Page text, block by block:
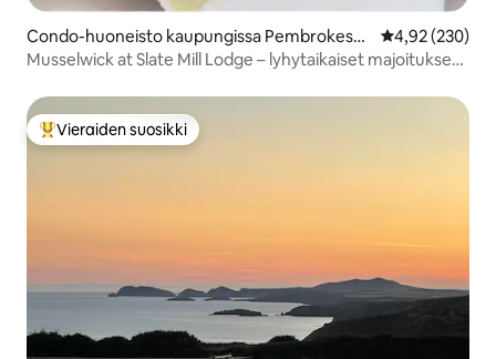
Condo-huoneisto kaupungissa Pembrokeshi
re
4,92 (230)
Musselwick at Slate Mill Lodge – lyhytaikaiset majoitukset
Vieraiden suosikkien parhaimmistoa
Vieraiden suosikki